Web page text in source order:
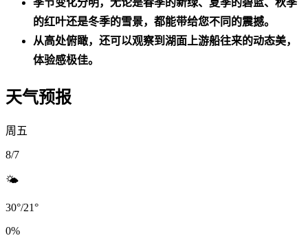
季节变化分明，无论是春季的新绿、夏季的碧蓝、秋季
的红叶还是冬季的雪景，都能带给您不同的震撼。
从高处俯瞰，还可以观察到湖面上游船往来的动态美，
体验感极佳。
天气预报
周五
8/7
🌤️
30°/21°
0%